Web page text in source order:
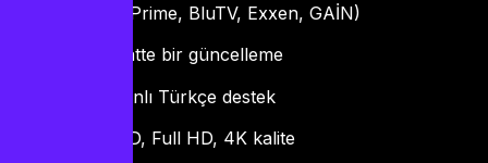
Amazon Prime, BluTV, Exxen, GAİN)
24 saatte bir güncelleme
7/7 canlı Türkçe destek
SD, HD, Full HD, 4K kalite